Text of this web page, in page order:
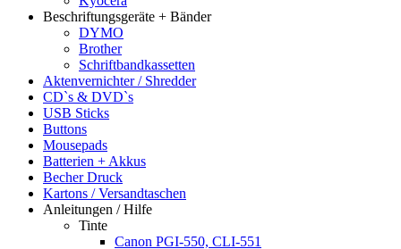
Beschriftungsgeräte + Bänder
DYMO
Brother
Schriftbandkassetten
Aktenvernichter / Shredder
CD`s & DVD`s
USB Sticks
Buttons
Mousepads
Batterien + Akkus
Becher Druck
Kartons / Versandtaschen
Anleitungen / Hilfe
Tinte
Canon PGI-550, CLI-551